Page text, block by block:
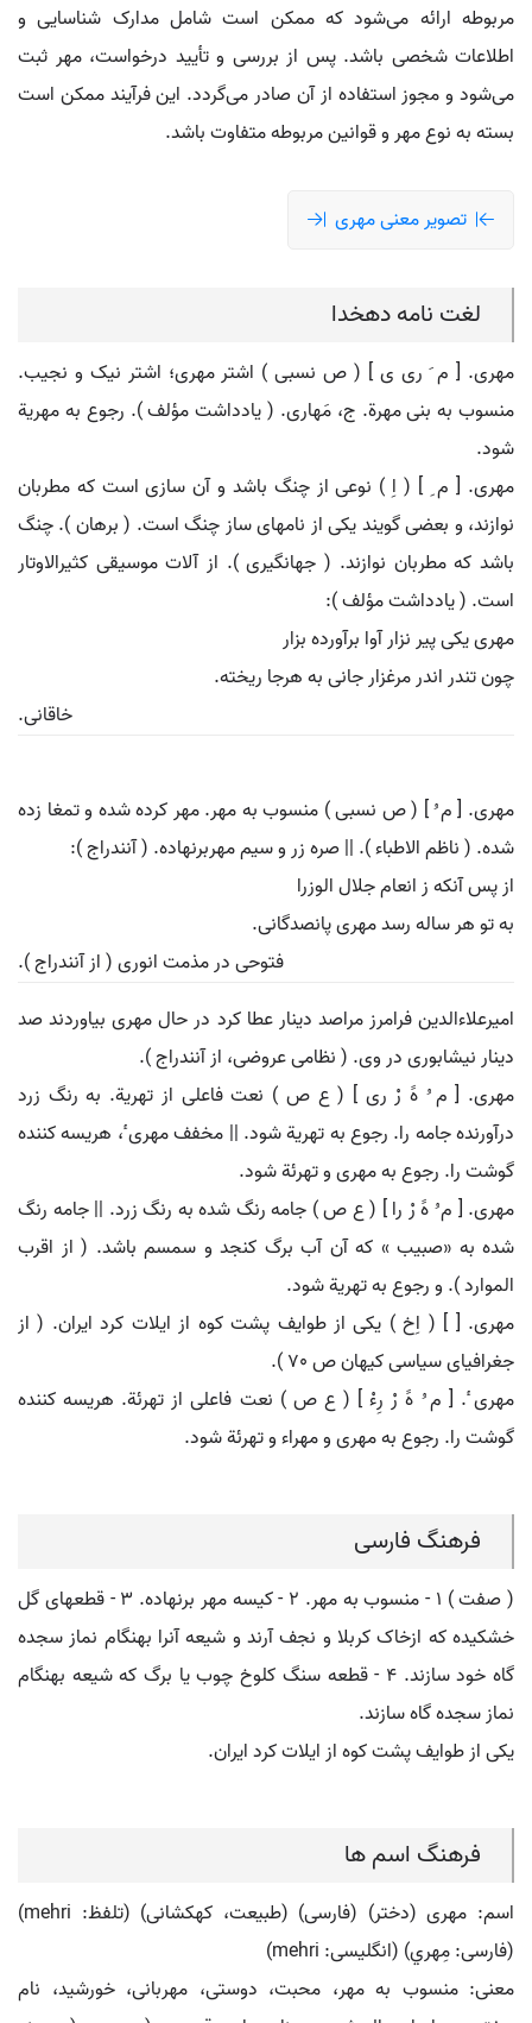
مربوطه ارائه می‌شود که ممکن است شامل مدارک شناسایی و
اطلاعات شخصی باشد. پس از بررسی و تأیید درخواست، مهر ثبت
می‌شود و مجوز استفاده از آن صادر می‌گردد. این فرآیند ممکن است
بسته به نوع مهر و قوانین مربوطه متفاوت باشد.
تصویر معنی مهری
لغت نامه دهخدا
مهری. [ م َ ری ی ] ( ص نسبی ) اشتر مهری؛ اشتر نیک و نجیب.
منسوب به بنی مهرة. ج، مَهاری. ( یادداشت مؤلف ). رجوع به مهریة
شود.
مهری. [ م ِ ] ( اِ ) نوعی از چنگ باشد و آن سازی است که مطربان
نوازند، و بعضی گویند یکی از نامهای ساز چنگ است. ( برهان ). چنگ
باشد که مطربان نوازند. ( جهانگیری ). از آلات موسیقی کثیرالاوتار
است. ( یادداشت مؤلف ):
مهری یکی پیر نزار آوا برآورده بزار
چون تندر اندر مرغزار جانی به هرجا ریخته.
خاقانی.
مهری. [ م ُ ] ( ص نسبی ) منسوب به مهر. مهر کرده شده و تمغا زده
شده. ( ناظم الاطباء ). || صره زر و سیم مهربرنهاده. ( آنندراج ):
از پس آنکه ز انعام جلال الوزرا
به تو هر ساله رسد مهری پانصدگانی.
فتوحی در مذمت انوری ( از آنندراج ).
امیرعلاءالدین فرامرز مراصد دینار عطا کرد در حال مهری بیاوردند صد
دینار نیشابوری در وی. ( نظامی عروضی، از آنندراج ).
مهری. [ م ُ هََ رْ ری ] ( ع ص ) نعت فاعلی از تهریة. به رنگ زرد
درآورنده جامه را. رجوع به تهریة شود. || مخفف مهری ٔ، هریسه کننده
گوشت را. رجوع به مهری و تهرئة شود.
مهری. [ م ُ هََ رْ را ] ( ع ص ) جامه رنگ شده به رنگ زرد. || جامه رنگ
شده به «صبیب » که آن آب برگ کنجد و سمسم باشد. ( از اقرب
الموارد ). و رجوع به تهریة شود.
مهری. [ ] ( اِخ ) یکی از طوایف پشت کوه از ایلات کرد ایران. ( از
جغرافیای سیاسی کیهان ص 70 ).
مهری ٔ. [ م ُ هََ رْ رِءْ ] ( ع ص ) نعت فاعلی از تهرئة. هریسه کننده
گوشت را. رجوع به مهری و مهراء و تهرئة شود.
فرهنگ فارسی
( صفت ) ۱ - منسوب به مهر. ۲ - کیسه مهر برنهاده. ۳ - قطعهای گل
خشکیده که ازخاک کربلا و نجف آرند و شیعه آنرا بهنگام نماز سجده
گاه خود سازند. ۴ - قطعه سنگ کلوخ چوب یا برگ که شیعه بهنگام
نماز سجده گاه سازند.
یکی از طوایف پشت کوه از ایلات کرد ایران.
فرهنگ اسم ها
اسم: مهری (دختر) (فارسی) (طبیعت، کهکشانی) (تلفظ: mehri)
(فارسی: مِهري) (انگلیسی: mehri)
معنی: منسوب به مهر، محبت، دوستی، مهربانی، خورشید، نام